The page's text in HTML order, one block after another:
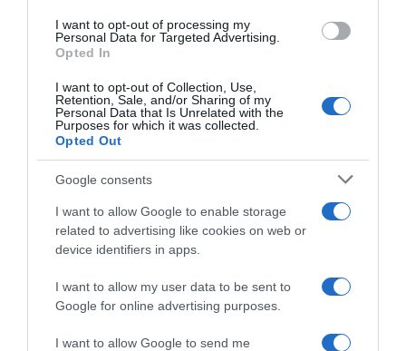
I want to opt-out of processing my
Personal Data for Targeted Advertising.
Opted In
I want to opt-out of Collection, Use,
Retention, Sale, and/or Sharing of my
Personal Data that Is Unrelated with the
Purposes for which it was collected.
Opted Out
Google consents
I want to allow Google to enable storage
related to advertising like cookies on web or
device identifiers in apps.
I want to allow my user data to be sent to
Google for online advertising purposes.
I want to allow Google to send me
ΔΙΕΘΝΗ